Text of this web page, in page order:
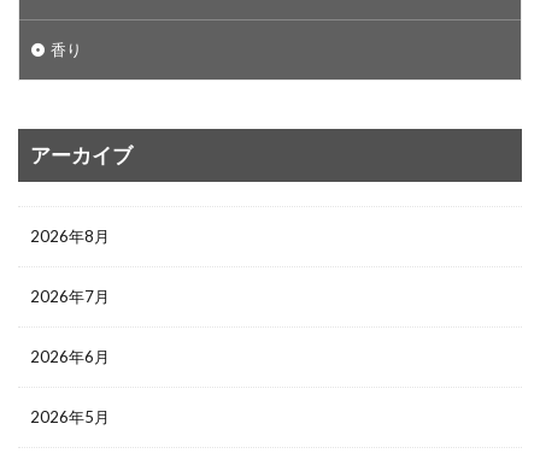
香り
アーカイブ
2026年8月
2026年7月
2026年6月
2026年5月